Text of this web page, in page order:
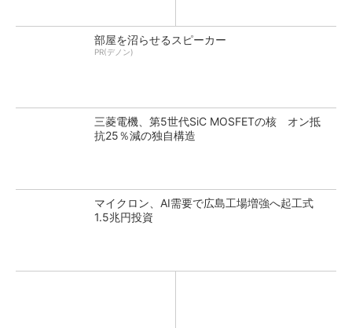
部屋を沼らせるスピーカー
PR(デノン)
三菱電機、第5世代SiC MOSFETの核 オン抵
抗25％減の独自構造
マイクロン、AI需要で広島工場増強へ起工式
1.5兆円投資